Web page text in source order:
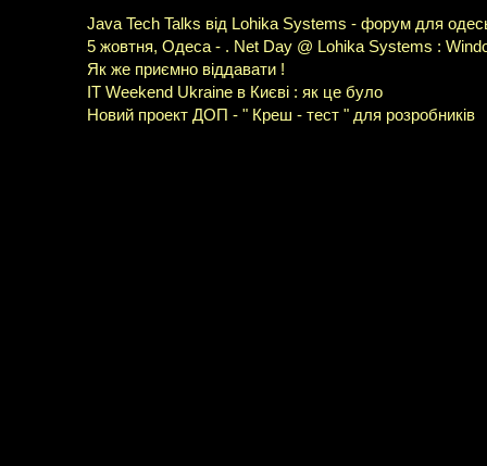
Java Tech Talks від Lohika Systems - форум для
5 жовтня, Одеса - . Net Day @ Lohika Systems :
Як же приємно віддавати !
IT Weekend Ukraine в Києві : як це було
Новий проект ДОП - " Креш - тест " для розробників